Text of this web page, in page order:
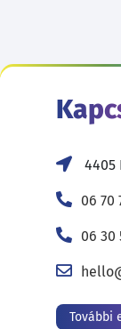
4405
06 70
06 30
További